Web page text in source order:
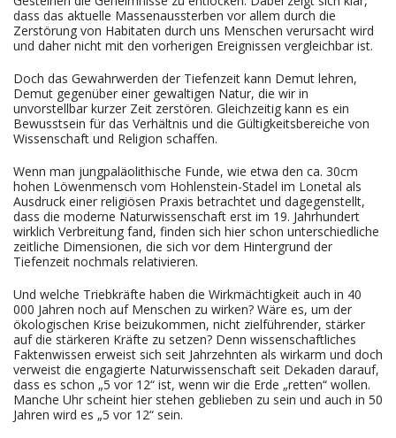
dass das aktuelle Massenaussterben vor allem durch die
Zerstörung von Habitaten durch uns Menschen verursacht wird
und daher nicht mit den vorherigen Ereignissen vergleichbar ist.
Doch das Gewahrwerden der Tiefenzeit kann Demut lehren,
Demut gegenüber einer gewaltigen Natur, die wir in
unvorstellbar kurzer Zeit zerstören. Gleichzeitig kann es ein
Bewusstsein für das Verhältnis und die Gültigkeitsbereiche von
Wissenschaft und Religion schaffen.
Wenn man jungpaläolithische Funde, wie etwa den ca. 30cm
hohen Löwenmensch vom Hohlenstein-Stadel im Lonetal als
Ausdruck einer religiösen Praxis betrachtet und dagegenstellt,
dass die moderne Naturwissenschaft erst im 19. Jahrhundert
wirklich Verbreitung fand, finden sich hier schon unterschiedliche
zeitliche Dimensionen, die sich vor dem Hintergrund der
Tiefenzeit nochmals relativieren.
Und welche Triebkräfte haben die Wirkmächtigkeit auch in 40
000 Jahren noch auf Menschen zu wirken? Wäre es, um der
ökologischen Krise beizukommen, nicht zielführender, stärker
auf die stärkeren Kräfte zu setzen? Denn wissenschaftliches
Faktenwissen erweist sich seit Jahrzehnten als wirkarm und doch
verweist die engagierte Naturwissenschaft seit Dekaden darauf,
dass es schon „5 vor 12“ ist, wenn wir die Erde „retten“ wollen.
Manche Uhr scheint hier stehen geblieben zu sein und auch in 50
Jahren wird es „5 vor 12“ sein.